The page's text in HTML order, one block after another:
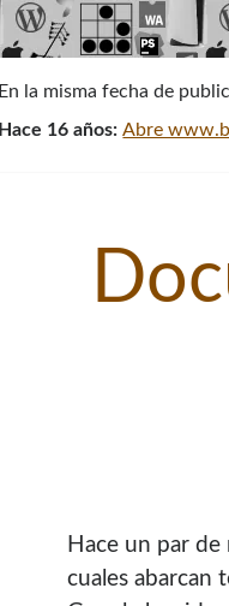
En la misma fecha de
Hace 16 años:Abre
Hace un par de
cuales abarcan